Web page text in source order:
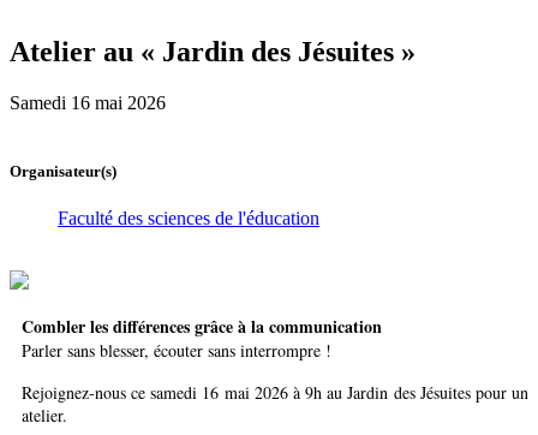
Atelier au « Jardin des Jésuites »
Samedi 16 mai 2026
Organisateur(s)
Faculté des sciences de l'éducation
Combler les différences grâce à la communication
Parler sans blesser, écouter sans interrompre !
Rejoignez-nous ce samedi 16 mai 2026 à 9h au Jardin des Jésuites pour un
atelier.